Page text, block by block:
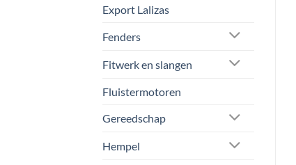
Export Lalizas
Fenders
Fitwerk en slangen
Fluistermotoren
Gereedschap
Hempel